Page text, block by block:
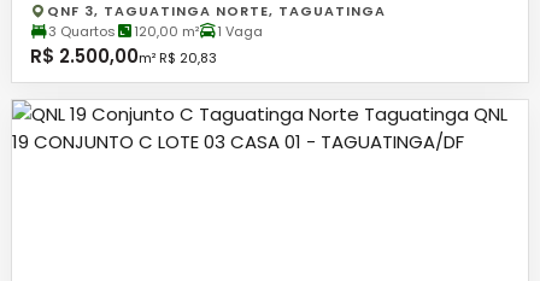
QNF 3, TAGUATINGA NORTE, TAGUATINGA
3 Quartos
120,00 m² 1 Vaga
R$ 2.500,00m² R$ 20,83